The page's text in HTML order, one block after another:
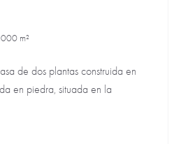
m²
de dos plantas construida en
en piedra, situada en la